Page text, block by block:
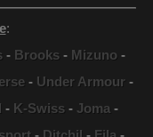
:
- Brooks- Mizuno-
- Under Armour -
- K-Swiss - Joma -